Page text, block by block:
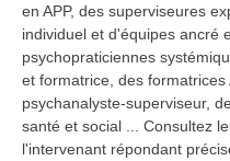
en APP, des superviseures
individuel et d'équipes ancré
psychopraticiennes
et formatrice, des formatrices
psychanalyste-superviseur,
santé et social ... Consultez
l'intervenant répondant